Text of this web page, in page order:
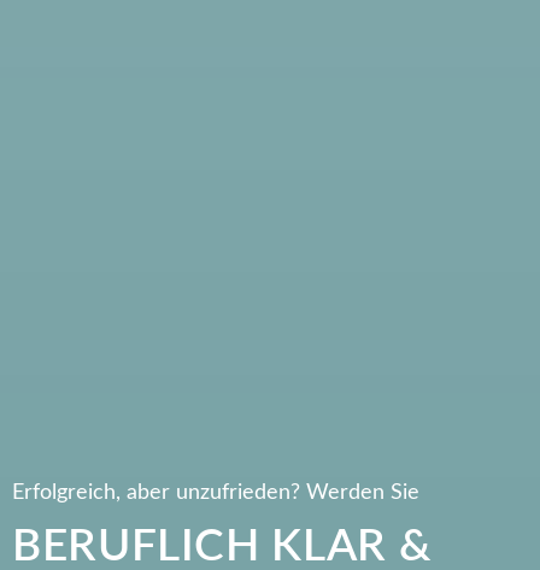
Erfolgreich, aber unzufrieden? Werden Sie
BERUFLICH KLAR &